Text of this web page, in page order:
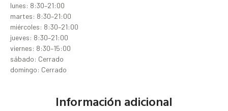
lunes: 8:30–21:00
martes: 8:30–21:00
miércoles: 8:30–21:00
jueves: 8:30–21:00
viernes: 8:30–15:00
sábado: Cerrado
domingo: Cerrado
Información adicional